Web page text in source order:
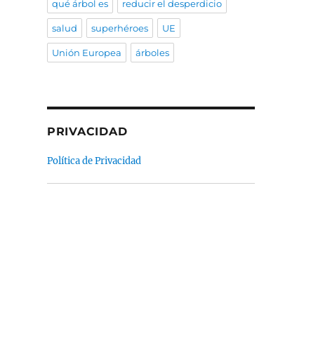
qué árbol es reducir el desperdicio
salud superhéroes UE
Unión Europea árboles
PRIVACIDAD
Política de Privacidad